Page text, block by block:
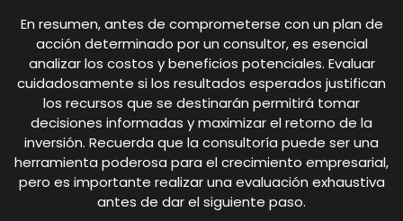
En resumen, antes de comprometerse con un plan de
acción determinado por un consultor, es esencial
analizar los costos y beneficios potenciales. Evaluar
cuidadosamente si los resultados esperados justifican
los recursos que se destinarán permitirá tomar
decisiones informadas y maximizar el retorno de la
inversión. Recuerda que la consultoría puede ser una
herramienta poderosa para el crecimiento empresarial,
pero es importante realizar una evaluación exhaustiva
antes de dar el siguiente paso.